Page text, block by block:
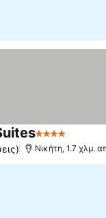
4 Αστέρια
Νικήτη, 1.7 χλμ.